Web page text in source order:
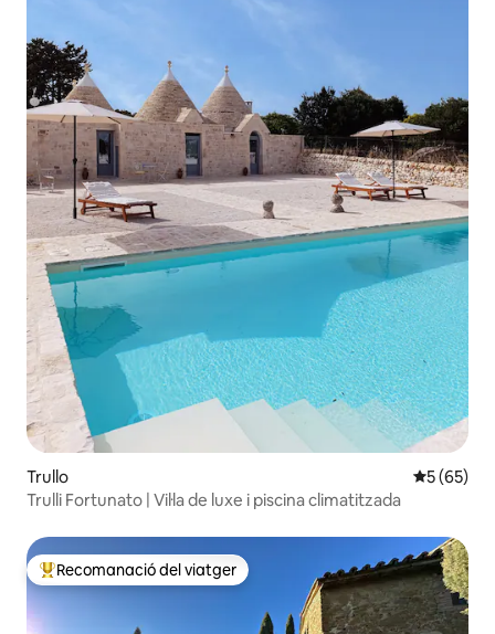
Trullo 5 de
5 (65)
Trulli Fortunato | Vil·la de luxe i piscina climatitzada
Principals recomanacions dels viatgers
Recomanació del viatger